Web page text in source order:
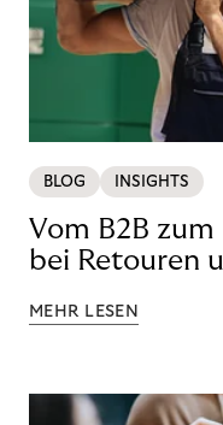
BLOG INSIGHTS
Vom B2B
bei Retouren
MEHR LESEN